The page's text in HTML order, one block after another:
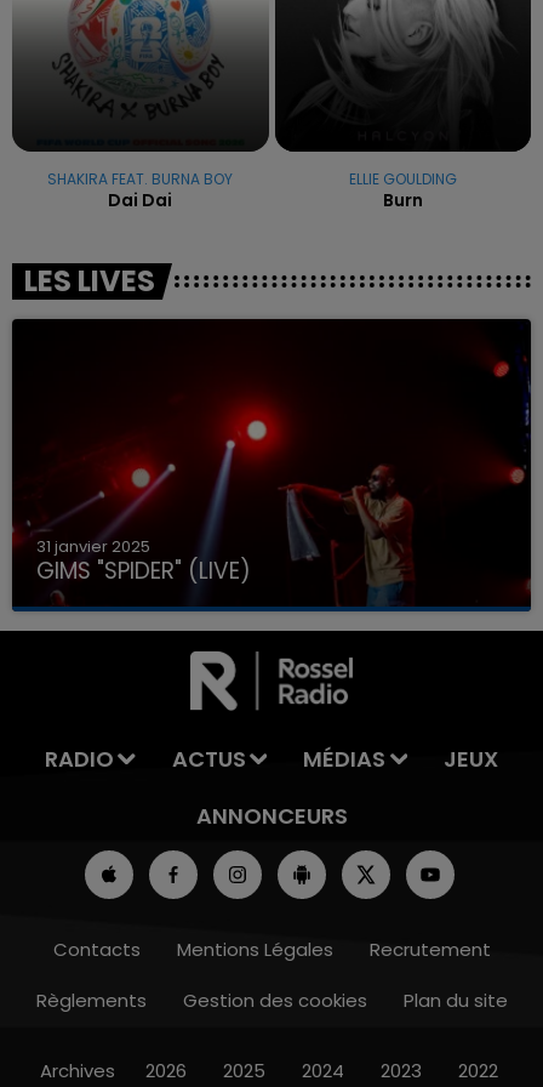
SHAKIRA FEAT. BURNA BOY
Dai Dai
ELLIE GOULDING
Burn
LES LIVES
31 janvier 2025
GIMS "SPIDER" (LIVE)
RADIO ACTUS MÉDIAS
JEUX
ANNONCEURS
Contacts Mentions Légales
Recrutement
Règlements
Gestion des cookies Plan du site
Archives 2026 2025 2024 2023 2022